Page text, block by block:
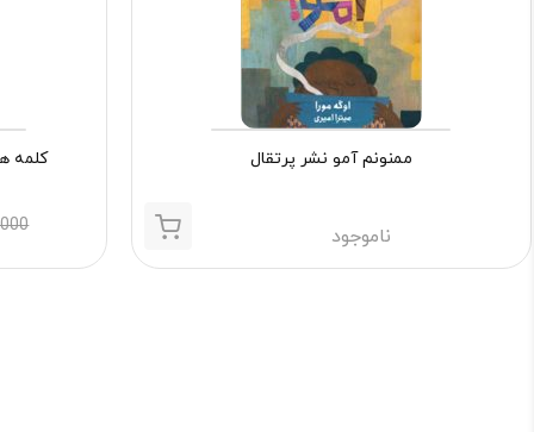
ممنونم آمو نشر پرتقال
ناموجود
کلمه